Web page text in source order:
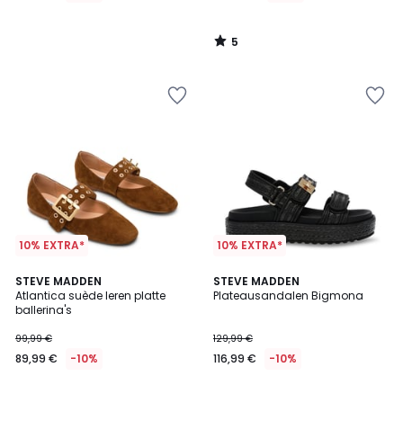
5
/
10% EXTRA*
STEVE MADDEN
Atlantica suède leren platte
ballerina's
99,99 €
89,99 € -10%
10% EXTRA*
STEVE MADDEN
Plateausandalen Bigmona
129,99 €
116,99 € -10%